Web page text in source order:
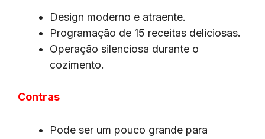
Design moderno e atraente.
Programação de 15 receitas deliciosas.
Operação silenciosa durante o
cozimento.
Contras
Pode ser um pouco grande para